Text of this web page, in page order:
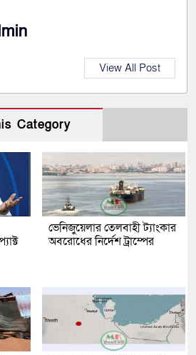
View All Post
Category
ভেনিজুয়েলার তেলবাহী ট্যাংকার
অবরোধের নির্দেশ ট্রাম্পের